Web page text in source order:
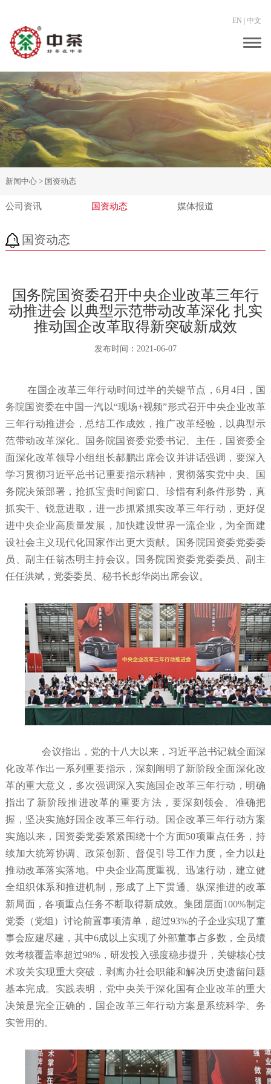
EN 中文
新闻中心 > 国资动态
公司资讯 国资动态 媒体报道
国资动态
国务院国资委召开中央企业改革三年行
动推进会 以典型示范带动改革深化 扎实
推动国企改革取得新突破新成效
发布时间： 2021-06-07
在国企改革三年行动时间过半的关键节点，6月4日，国
务院国资委在中国一汽以“现场+视频”形式召开中央企业改革
三年行动推进会，总结工作成效，推广改革经验，以典型示
范带动改革深化。国务院国资委党委书记、主任，国资委全
面深化改革领导小组组长郝鹏出席会议并讲话强调，要深入
学习贯彻习近平总书记重要指示精神，贯彻落实党中央、国
务院决策部署，抢抓宝贵时间窗口、珍惜有利条件形势，真
抓实干、锐意进取，进一步抓紧抓实改革三年行动，更好促
进中央企业高质量发展，加快建设世界一流企业，为全面建
设社会主义现代化国家作出更大贡献。国务院国资委党委委
员、副主任翁杰明主持会议。国务院国资委党委委员、副主
任任洪斌，党委委员、秘书长彭华岗出席会议。
会议指出，党的十八大以来，习近平总书记就全面深
化改革作出一系列重要指示，深刻阐明了新阶段全面深化改
革的重大意义，多次强调深入实施国企改革三年行动，明确
指出了新阶段推进改革的重要方法，要深刻领会、准确把
握，坚决实施好国企改革三年行动。国企改革三年行动方案
实施以来，国资委党委紧紧围绕十个方面50项重点任务，持
续加大统筹协调、政策创新、督促引导工作力度，全力以赴
推动改革落实落地。中央企业高度重视、迅速行动，建立健
全组织体系和推进机制，形成了上下贯通、纵深推进的改革
新局面，各项重点任务不断取得新成效。集团层面100%制定
党委（党组）讨论前置事项清单，超过93%的子企业实现了董
事会应建尽建，其中6成以上实现了外部董事占多数，全员绩
效考核覆盖率超过98%，研发投入强度稳步提升，关键核心技
术攻关实现重大突破，剥离办社会职能和解决历史遗留问题
基本完成。实践表明，党中央关于深化国有企业改革的重大
决策是完全正确的，国企改革三年行动方案是系统科学、务
实管用的。